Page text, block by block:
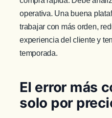
operativa. Una buena
trabajar con más orden,
experiencia del cliente y
temporada.
El error más
solo por